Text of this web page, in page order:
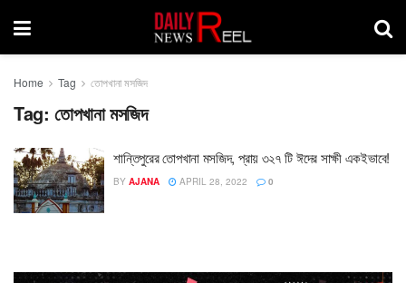
Home Tag তোপখানা মসজিদ
Tag: তোপখানা মসজিদ
শান্তিপুরের তোপখানা মসজিদ, প্রায় ৩২৭ টি ঈদের সাক্ষী একইভাবে!
BY AJANA APRIL 28, 2022 0